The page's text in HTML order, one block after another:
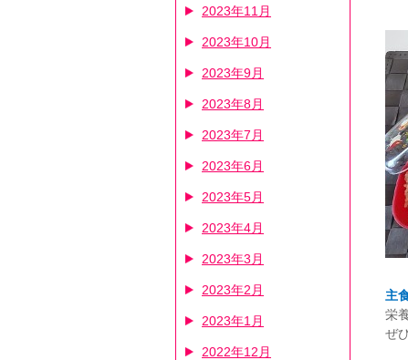
2023年11月
2023年10月
2023年9月
2023年8月
2023年7月
2023年6月
2023年5月
2023年4月
2023年3月
2023年2月
2023年1月
2022年12月
主
栄
ぜ